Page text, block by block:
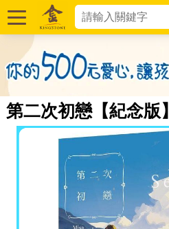
第二次初戀【紀念版】